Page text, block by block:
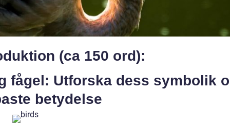
(ca 150 ord):
fågel: Utforska dess symbolik
betydelse